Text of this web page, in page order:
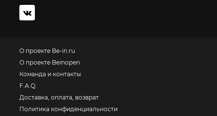
О проекте Be-in.ru
О проекте Beinopen
Команда и контакты
F.A.Q.
Доставка, оплата, возврат
Политика конфиденциальности